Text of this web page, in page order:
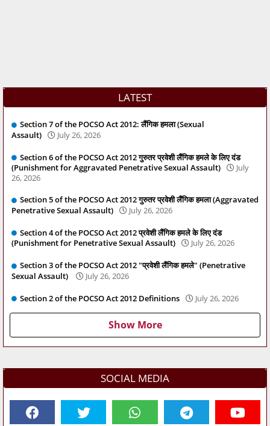
LATEST
Section 7 of the POCSO Act 2012: लैंगिक हमला (Sexual
Assault)
July 26, 2026
Section 6 of the POCSO Act 2012 गुरुतर प्रवेशी लैंगिक हमले के लिए दंड
(Punishment for Aggravated Penetrative Sexual Assault)
July
26, 2026
Section 5 of the POCSO Act 2012 गुरुतर प्रवेशी लैंगिक हमला (Aggravated
Penetrative Sexual Assault)
July 26, 2026
Section 4 of the POCSO Act 2012 प्रवेशी लैंगिक हमले के लिए दंड
(Punishment for Penetrative Sexual Assault)
July 26, 2026
Section 3 of the POCSO Act 2012 "प्रवेशी लैंगिक हमले" (Penetrative
Sexual Assault)
July 26, 2026
Section 2 of the POCSO Act 2012 Definitions July 26, 2026
Show More
SOCIAL MEDIA